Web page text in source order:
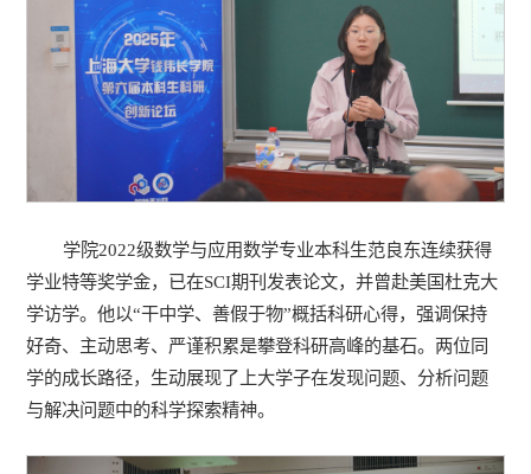
学院2022级数学与应用数学专业本科生范良东连续获得
学业特等奖学金，已在SCI期刊发表论文，并曾赴美国杜克大
学访学。他以“干中学、善假于物”概括科研心得，强调保持
好奇、主动思考、严谨积累是攀登科研高峰的基石。两位同
学的成长路径，生动展现了上大学子在发现问题、分析问题
与解决问题中的科学探索精神。